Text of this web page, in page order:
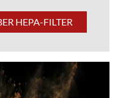
HEPA-FILTER